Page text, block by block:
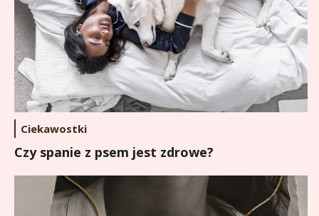
Ciekawostki
Czy spanie z psem jest zdrowe?